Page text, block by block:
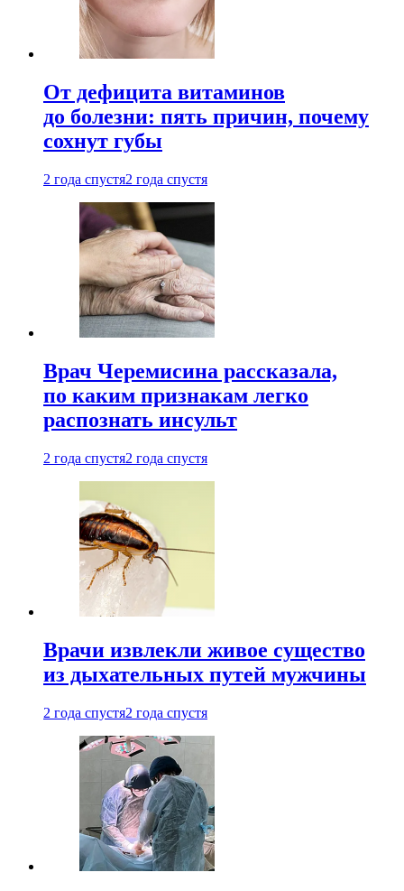
От дефицита витаминов
до болезни: пять причин, почему
сохнут губы
2 года спустя2 года спустя
Врач Черемисина рассказала,
по каким признакам легко
распознать инсульт
2 года спустя2 года спустя
Врачи извлекли живое существо
из дыхательных путей мужчины
2 года спустя2 года спустя